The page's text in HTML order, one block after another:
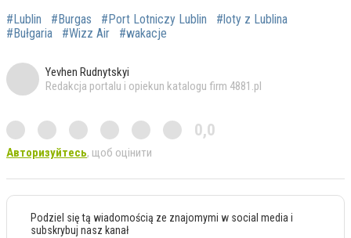
#Lublin #Burgas #Port Lotniczy Lublin
#loty z Lublina
#Bułgaria
#Wizz Air #wakacje
Yevhen Rudnytskyi
Redakcja portalu i opiekun katalogu firm 4881.pl
0,0
Авторизуйтесь, щоб оцінити
Podziel się tą wiadomością ze znajomymi w social media i
subskrybuj nasz kanał